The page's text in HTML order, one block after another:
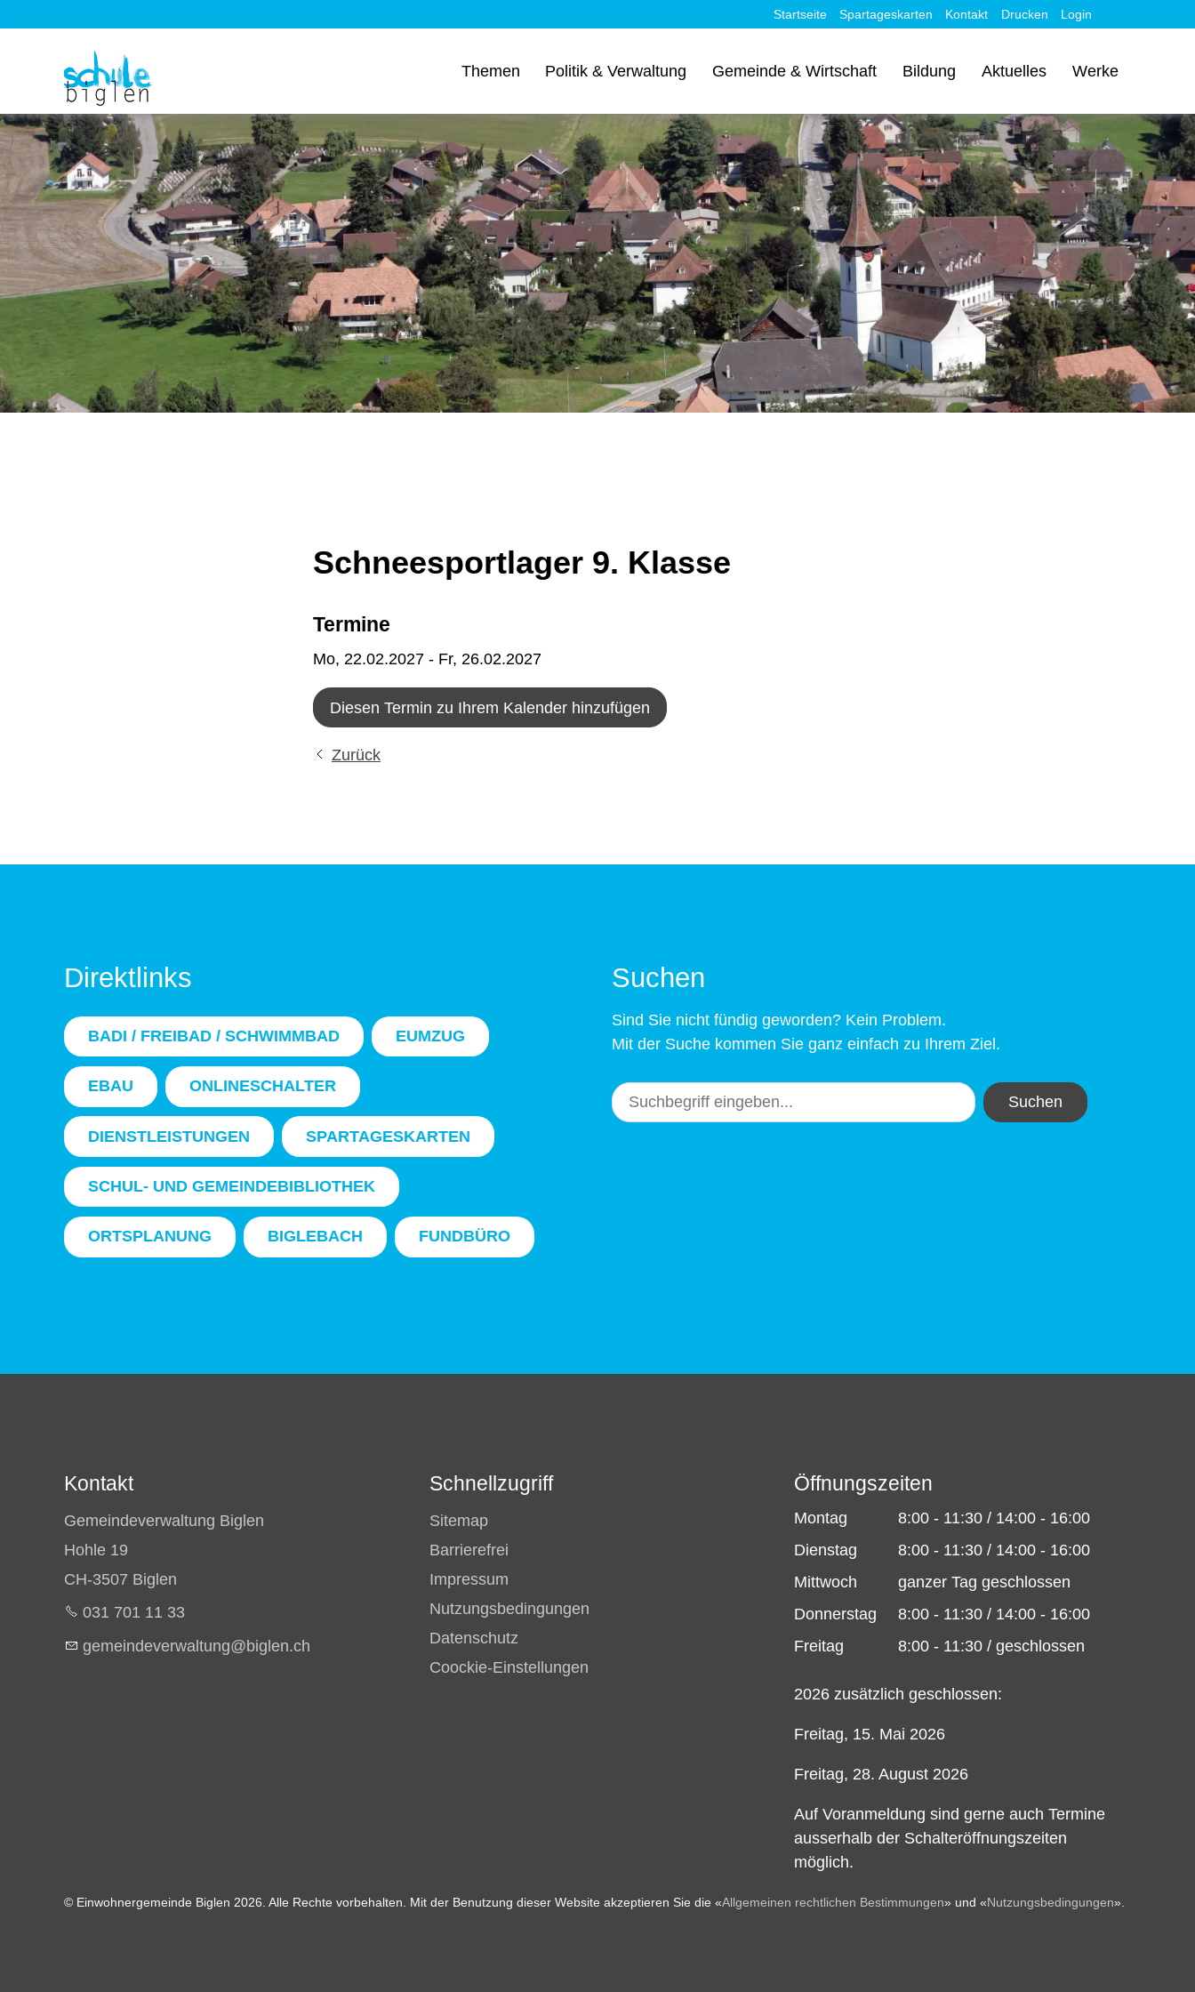
Startseite Spartageskarten Kontakt Drucken Login
Themen Politik & Verwaltung Gemeinde & Wirtschaft Bildung Aktuelles Werke
Schneesportlager 9. Klasse
Termine
Mo, 22.02.2027 - Fr, 26.02.2027
Diesen Termin zu Ihrem Kalender hinzufügen
Zurück
Direktlinks
BADI / FREIBAD / SCHWIMMBAD EUMZUG
EBAU ONLINESCHALTER
DIENSTLEISTUNGEN SPARTAGESKARTEN
SCHUL- UND GEMEINDEBIBLIOTHEK
ORTSPLANUNG BIGLEBACH FUNDBÜRO
Suchen
Sind Sie nicht fündig geworden? Kein Problem.
Mit der Suche kommen Sie ganz einfach zu Ihrem Ziel.
Suchen
Kontakt
Gemeindeverwaltung Biglen
Hohle 19
CH-3507 Biglen
031 701 11 33
g m nd v rw lt ng b gl n ch
Schnellzugriff
Sitemap
Barrierefrei
Impressum
Nutzungsbedingungen
Datenschutz
Coockie-Einstellungen
Öffnungszeiten
Montag
8:00 - 11:30 / 14:00 - 16:00
Dienstag
8:00 - 11:30 / 14:00 - 16:00
Mittwoch
ganzer Tag geschlossen
Donnerstag
8:00 - 11:30 / 14:00 - 16:00
Freitag
8:00 - 11:30 / geschlossen
2026 zusätzlich geschlossen:
Freitag, 15. Mai 2026
Freitag, 28. August 2026
Auf Voranmeldung sind gerne auch Termine
ausserhalb der Schalteröffnungszeiten
möglich.
© Einwohnergemeinde Biglen 2026. Alle Rechte vorbehalten. Mit der Benutzung dieser Website akzeptieren Sie die «Allgemeinen rechtlichen Bestimmungen» und «Nutzungsbedingungen».